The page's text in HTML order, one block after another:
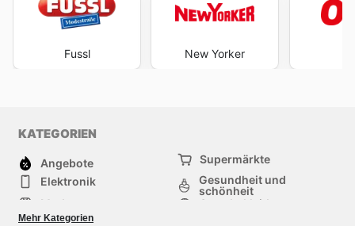
aktuellen Angebote können Kunden nicht nur Geld
sparen, sondern auch sicherstellen, dass sie immer die
neuesten und angesagtesten Stücke ihrer
Lieblingskollektionen ergattern.
Fussl New Yorker
KATEGORIEN
Angebote
Supermärkte
Elektronik
Gesundheit und
schönheit
Mode
Sportbekleidung
Baumarkt
Mehr Kategorien